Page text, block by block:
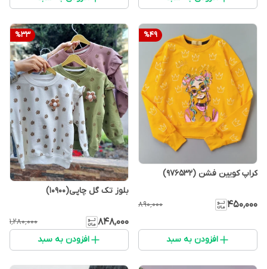
%49
کراپ کویین فشن (976532)
۴۵۰٬۰۰۰ ۸۹۰٬۰۰۰
افزودن به سبد
%33
بلوز تک گل چاپی(10900)
۸۴۸٬۰۰۰ ۱٬۲۸۰٬۰۰۰
افزودن به سبد